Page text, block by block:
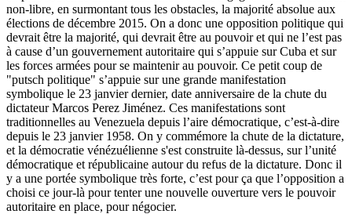
non-libre, en surmontant tous les obstacles, la majorité absolue aux
élections de décembre 2015. On a donc une opposition politique qui
devrait être la majorité, qui devrait être au pouvoir et qui ne l’est pas
à cause d’un gouvernement autoritaire qui s’appuie sur Cuba et sur
les forces armées pour se maintenir au pouvoir. Ce petit coup de
"putsch politique" s’appuie sur une grande manifestation
symbolique le 23 janvier dernier, date anniversaire de la chute du
dictateur Marcos Perez Jiménez. Ces manifestations sont
traditionnelles au Venezuela depuis l’aire démocratique, c’est-à-dire
depuis le 23 janvier 1958. On y commémore la chute de la dictature,
et la démocratie vénézuélienne s'est construite là-dessus, sur l’unité
démocratique et républicaine autour du refus de la dictature. Donc il
y a une portée symbolique très forte, c’est pour ça que l’opposition a
choisi ce jour-là pour tenter une nouvelle ouverture vers le pouvoir
autoritaire en place, pour négocier.